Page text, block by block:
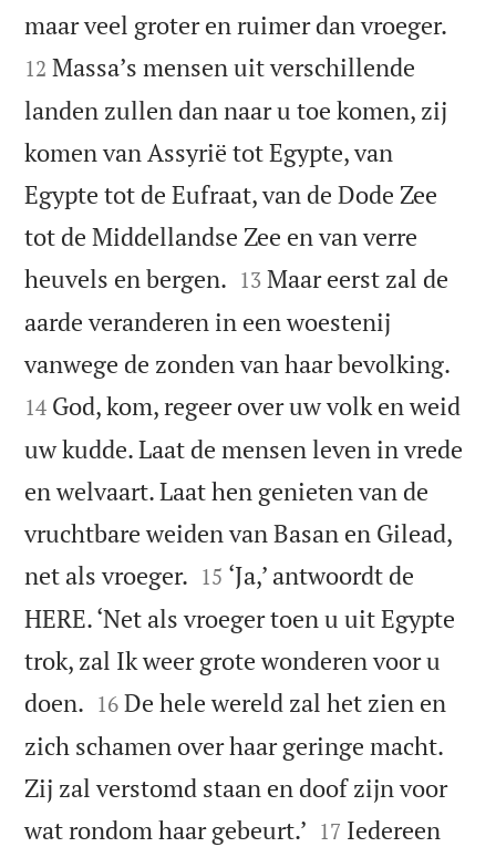
maar veel groter en ruimer dan vroeger.
12 Massaʼs mensen uit verschillende
landen zullen dan naar u toe komen, zij
komen van Assyrië tot Egypte, van
Egypte tot de Eufraat, van de Dode Zee
tot de Middellandse Zee en van verre
heuvels en bergen. 

13 Maar eerst zal de
aarde veranderen in een woestenij
vanwege de zonden van haar bevolking.
14 God, kom, regeer over uw volk en weid
uw kudde. Laat de mensen leven in vrede
en welvaart. Laat hen genieten van de
vruchtbare weiden van Basan en Gilead,
net als vroeger. 

15 ‘Ja,’ antwoordt de
HERE. ‘Net als vroeger toen u uit Egypte
trok, zal Ik weer grote wonderen voor u
doen. 

16 De hele wereld zal het zien en
zich schamen over haar geringe macht.
Zij zal verstomd staan en doof zijn voor
wat rondom haar gebeurt.’ 

17 Iedereen